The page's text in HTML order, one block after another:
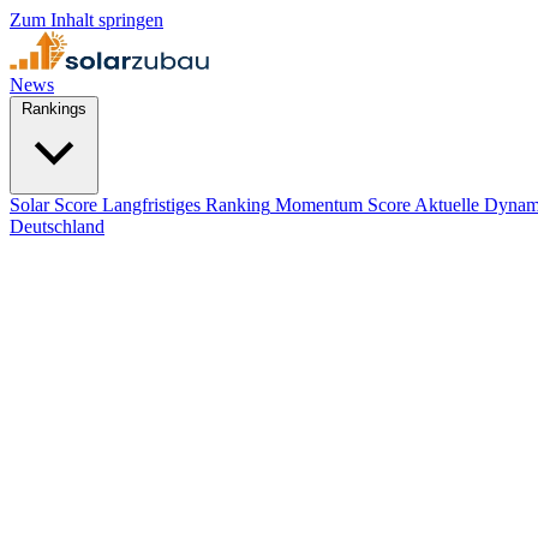
Zum Inhalt springen
News
Solar Score Langfristiges Ranking Momentum Score Aktuelle
Deutschland